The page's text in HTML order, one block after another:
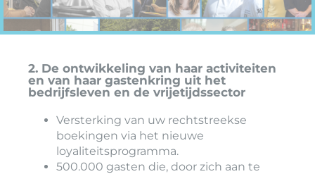
2. De ontwikkeling van haar activiteiten
en van haar gastenkring uit het
bedrijfsleven en de vrijetijdssector
Versterking van uw rechtstreekse
boekingen via het nieuwe
loyaliteitsprogramma.
500.000 gasten die, door zich aan te